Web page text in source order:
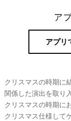
ア
アプリ
クリスマスの時期に
関係した演出を取り
クリスマスの時期に
クリスマス仕様して